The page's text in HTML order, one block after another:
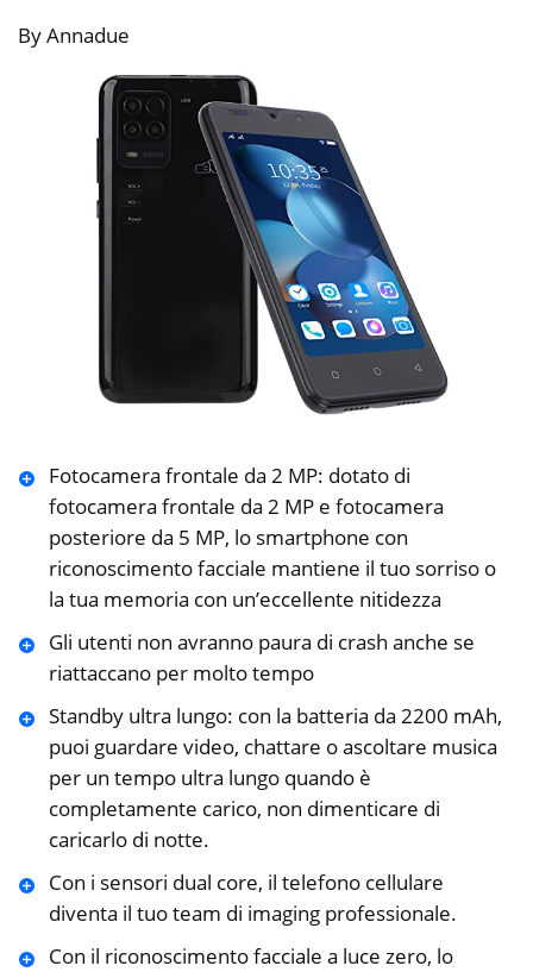
By Annadue
Fotocamera frontale da 2 MP: dotato di
fotocamera frontale da 2 MP e fotocamera
posteriore da 5 MP, lo smartphone con
riconoscimento facciale mantiene il tuo sorriso o
la tua memoria con un’eccellente nitidezza
Gli utenti non avranno paura di crash anche se
riattaccano per molto tempo
Standby ultra lungo: con la batteria da 2200 mAh,
puoi guardare video, chattare o ascoltare musica
per un tempo ultra lungo quando è
completamente carico, non dimenticare di
caricarlo di notte.
Con i sensori dual core, il telefono cellulare
diventa il tuo team di imaging professionale.
Con il riconoscimento facciale a luce zero, lo